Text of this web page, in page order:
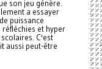
son jeu génère.
a essayer
puissance
et hyper
C'est
aussi peut-être